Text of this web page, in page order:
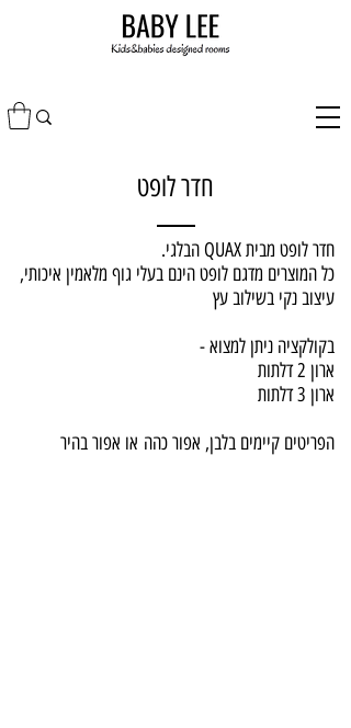
חדר לופט
חדר לופט מבית QUAX הבלגי.
כל המוצרים מדגם לופט הינם בעלי גוף מלאמין איכותי,
עיצוב נקי בשילוב עץ
בקולקציה ניתן למצוא -
ארון 2 דלתות
ארון 3 דלתות
הפריטים קיימים בלבן, אפור כהה או אפור בהיר